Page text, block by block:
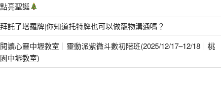
點亮聖誕
拜託了塔羅牌|你知道托特牌也可以做寵物溝通嗎？
閱讀心靈中壢教室｜靈動派紫微斗數初階班(2025/12/17–12/18｜桃
園中壢教室)